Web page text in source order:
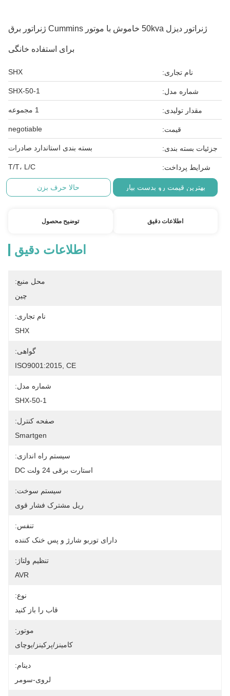
ژنراتور دیزل 50kva خاموش با موتور Cummins ژنراتور برق
برای استفاده خانگی
نام تجاری: SHX
شماره مدل: SHX-50-1
مقدار تولیدی: 1 مجموعه
قیمت: negotiable
جزئیات بسته بندی: بسته بندی استاندارد صادرات
شرایط پرداخت: T/T، L/C
بهترین قیمت رو بدست بیار حالا حرف بزن
اطلاعات دقیق توضیح محصول
اطلاعات دقیق
محل منبع:
چین
نام تجاری:
SHX
گواهی:
ISO9001:2015, CE
شماره مدل:
SHX-50-1
صفحه کنترل:
Smartgen
سیستم راه اندازی:
استارت برقی 24 ولت DC
سیستم سوخت:
ریل مشترک فشار قوی
تنفس:
دارای توربو شارژ و پس خنک کننده
تنظیم ولتاژ:
AVR
نوع:
قاب را باز کنید
موتور:
کامینز/پرکینز/یوچای
دینام:
لروی-سومر